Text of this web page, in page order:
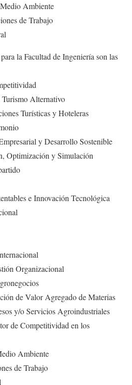
Ambiente
de Trabajo
la Facultad de Ingeniería son las
Alternativo
Turísticas y Hoteleras
y Desarrollo Sostenible
Optimización y Simulación
e Innovación Tecnológica
Organizacional
de Valor Agregado de Materias
y/o Servicios Agroindustriales
de Competitividad en los
Ambiente
de Trabajo